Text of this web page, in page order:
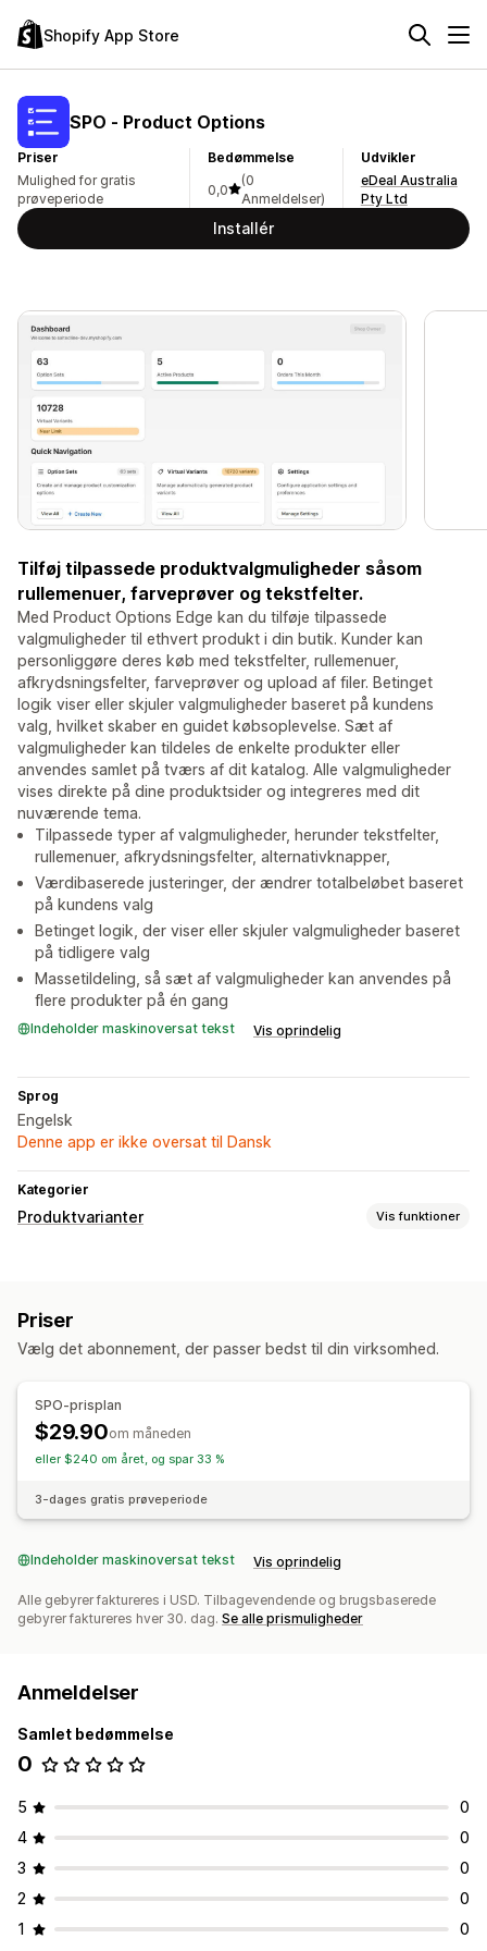
Shopify App Store
SPO ‑ Product Options
Priser
Mulighed for gratis
prøveperiode
Bedømmelse
0,0
(0
Anmeldelser)
Udvikler
eDeal Australia
Pty Ltd
Installér
Tilføj tilpassede produktvalgmuligheder såsom
rullemenuer, farveprøver og tekstfelter.
Med Product Options Edge kan du tilføje tilpassede
valgmuligheder til ethvert produkt i din butik. Kunder kan
personliggøre deres køb med tekstfelter, rullemenuer,
afkrydsningsfelter, farveprøver og upload af filer. Betinget
logik viser eller skjuler valgmuligheder baseret på kundens
valg, hvilket skaber en guidet købsoplevelse. Sæt af
valgmuligheder kan tildeles de enkelte produkter eller
anvendes samlet på tværs af dit katalog. Alle valgmuligheder
vises direkte på dine produktsider og integreres med dit
nuværende tema.
Tilpassede typer af valgmuligheder, herunder tekstfelter,
rullemenuer, afkrydsningsfelter, alternativknapper,
Værdibaserede justeringer, der ændrer totalbeløbet baseret
på kundens valg
Betinget logik, der viser eller skjuler valgmuligheder baseret
på tidligere valg
Massetildeling, så sæt af valgmuligheder kan anvendes på
flere produkter på én gang
Indeholder maskinoversat tekst Vis oprindelig
Sprog
Engelsk
Denne app er ikke oversat til Dansk
Kategorier
Produktvarianter Vis funktioner
Priser
Vælg det abonnement, der passer bedst til din virksomhed.
SPO-prisplan
$29.90om måneden
eller $240 om året, og spar 33 %
3-dages gratis prøveperiode
Indeholder maskinoversat tekst Vis oprindelig
Alle gebyrer faktureres i USD. Tilbagevendende og brugsbaserede
gebyrer faktureres hver 30. dag. Se alle prismuligheder
Anmeldelser
Samlet bedømmelse
0
5
0
4
0
3
0
2
0
1
0